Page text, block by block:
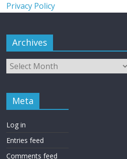
Privacy Policy
Archives
Meta
Log in
Entries feed
Comments feed